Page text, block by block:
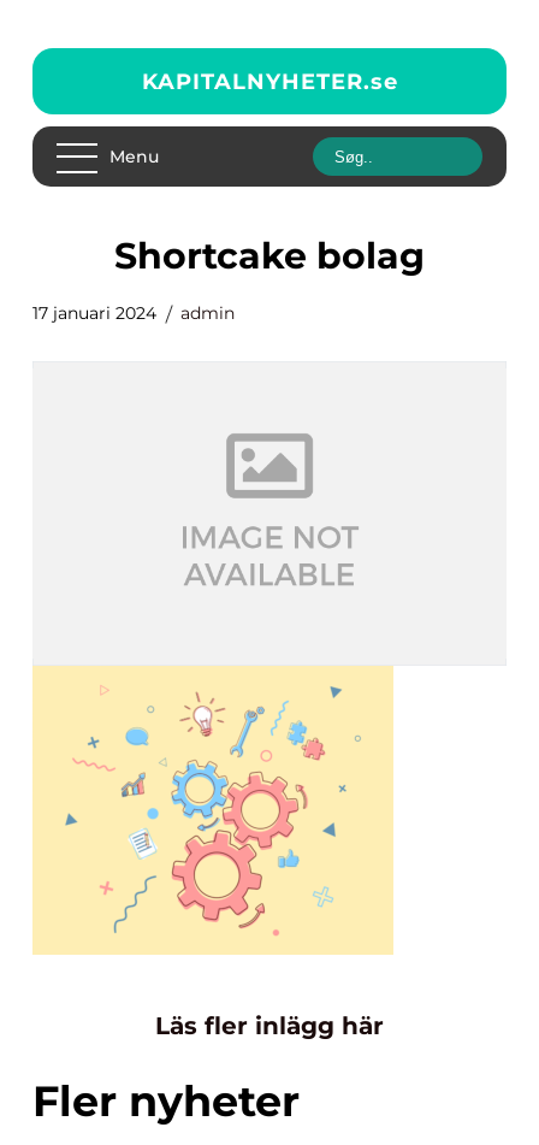
KAPITALNYHETER.se
Menu
shortcake bolag
17 januari 2024 admin
Läs fler inlägg här
Fler nyheter